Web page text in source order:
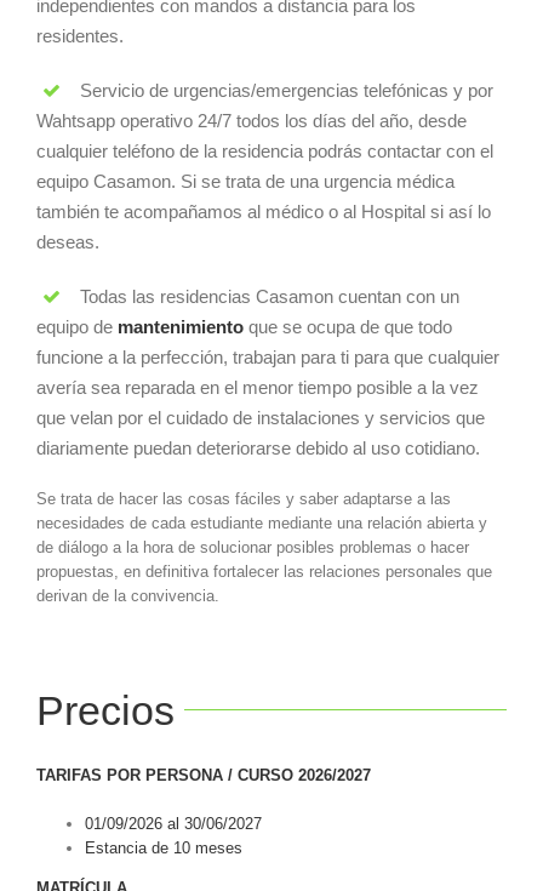
independientes con mandos a distancia para los
residentes.
Servicio de urgencias/emergencias telefónicas y por
Wahtsapp operativo 24/7 todos los días del año, desde
cualquier teléfono de la residencia podrás contactar con el
equipo Casamon. Si se trata de una urgencia médica
también te acompañamos al médico o al Hospital si así lo
deseas.
Todas las residencias Casamon cuentan con un
equipo de mantenimiento que se ocupa de que todo
funcione a la perfección, trabajan para ti para que cualquier
avería sea reparada en el menor tiempo posible a la vez
que velan por el cuidado de instalaciones y servicios que
diariamente puedan deteriorarse debido al uso cotidiano.
Se trata de hacer las cosas fáciles y saber adaptarse a las
necesidades de cada estudiante mediante una relación abierta y
de diálogo a la hora de solucionar posibles problemas o hacer
propuestas, en definitiva fortalecer las relaciones personales que
derivan de la convivencia.
Precios
TARIFAS POR PERSONA / CURSO 2026/2027
01/09/2026 al 30/06/2027
Estancia de 10 meses